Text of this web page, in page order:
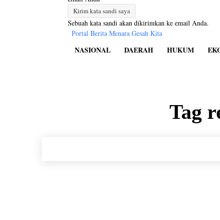
Sebuah kata sandi akan dikirimkan ke email Anda.
Portal Berita Menara Gesah Kita
NASIONAL DAERAH HUKUM
Tag